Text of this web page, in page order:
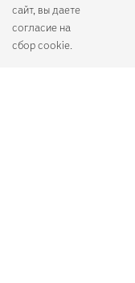
сайт, вы даете
согласие на
сбор cookie.